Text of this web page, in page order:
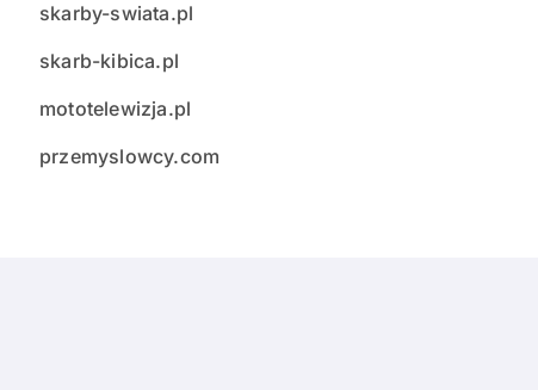
skarby-swiata.pl
skarb-kibica.pl
mototelewizja.pl
przemyslowcy.com